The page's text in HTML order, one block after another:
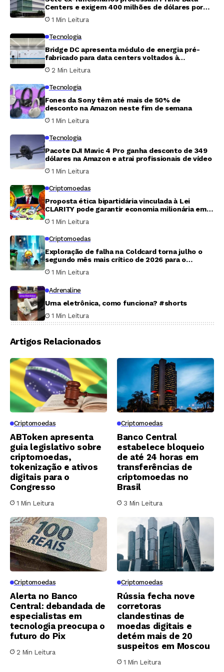
Centers e exigem 400 milhões de dólares por
fraude em participação acionária
1 Min Leitura
Tecnologia
Bridge DC apresenta módulo de energia pré-
fabricado para data centers voltados à
inteligência artificial
2 Min Leitura
Tecnologia
Fones da Sony têm até mais de 50% de
desconto na Amazon neste fim de semana
1 Min Leitura
Tecnologia
Pacote DJI Mavic 4 Pro ganha desconto de 349
dólares na Amazon e atrai profissionais de vídeo
1 Min Leitura
Criptomoedas
Proposta ética bipartidária vinculada à Lei
CLARITY pode garantir economia milionária em
tributos para Trump
1 Min Leitura
Criptomoedas
Exploração de falha na Coldcard torna julho o
segundo mês mais crítico de 2026 para o
mercado cripto
1 Min Leitura
Adrenaline
Urna eletrônica, como funciona? #shorts
1 Min Leitura
Artigos Relacionados
Criptomoedas
ABToken apresenta
guia legislativo sobre
criptomoedas,
tokenização e ativos
digitais para o
Congresso
1 Min Leitura
Criptomoedas
Banco Central
estabelece bloqueio
de até 24 horas em
transferências de
criptomoedas no
Brasil
3 Min Leitura
Criptomoedas
Alerta no Banco
Central: debandada de
especialistas em
tecnologia preocupa o
futuro do Pix
2 Min Leitura
Criptomoedas
Rússia fecha nove
corretoras
clandestinas de
moedas digitais e
detém mais de 20
suspeitos em Moscou
1 Min Leitura